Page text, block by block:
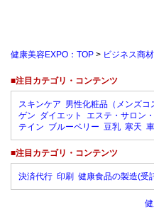
健康美容EXPO：TOP > ビジネス商材
■注目カテゴリ・コンテンツ
スキンケア 男性化粧品（メンズコ
ゲン ダイエット エステ・サロン
テイン ブルーベリー 豆乳 寒天
■注目カテゴリ・コンテンツ
決済代行 印刷 健康食品の製造(受